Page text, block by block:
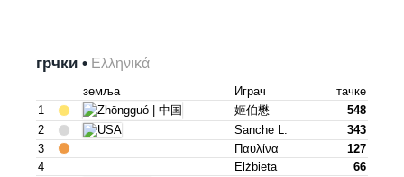
грчки • Ελληνικά
земља Играч
тачке
1
姬伯懋
548
2
Sanche L.
343
3
Παυλίνα
127
4
Elżbieta
66